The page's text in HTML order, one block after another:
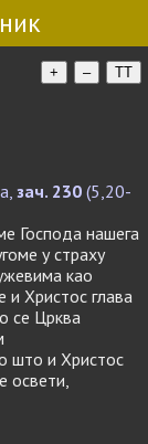
+ – TT
зач. 230 (5,20-
Господа нашега
у страху
као
и Христос глава
се Црква
што и Христос
освети,